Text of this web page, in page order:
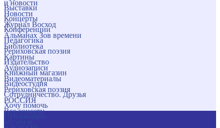
и новости
Новости
Журнал Восход
Альманах Зов времени
Библиотека
Картины
Аудиозаписи
Видеоматериалы
Рериховская поэзия
РОССИЯ
Все соцсети
Выставки
Концерты
Конференции
Педагогика
Рериховская поэзия
Издательство
Книжный магазин
Видеостудия
Сотрудничество. Друзья
Хочу помочь